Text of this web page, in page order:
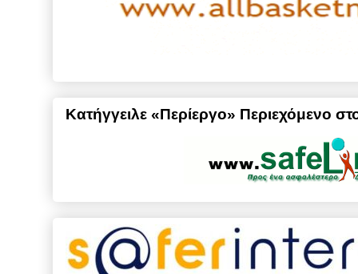
Κατήγγειλε «Περίεργο» Περιεχόμενο